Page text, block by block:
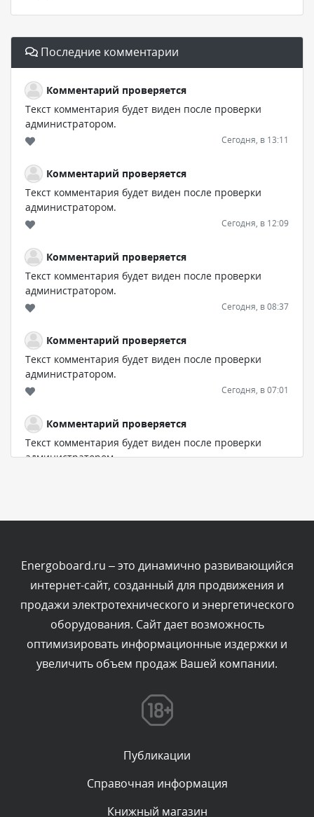
Последние комментарии
Комментарий проверяется
Текст комментария будет виден после проверки
администратором.
Сегодня, в 13:11
Комментарий проверяется
Текст комментария будет виден после проверки
администратором.
Сегодня, в 12:09
Комментарий проверяется
Текст комментария будет виден после проверки
администратором.
Сегодня, в 08:37
Комментарий проверяется
Текст комментария будет виден после проверки
администратором.
Сегодня, в 07:01
Комментарий проверяется
Текст комментария будет виден после проверки
администратором.
Комментарий проверяется
Текст комментария будет виден после проверки
администратором.
Сегодня, в 03:51
Комментарий проверяется
Текст комментария будет виден после проверки
Комментарий проверяется
Текст комментария будет виден после проверки
администратором.
Energoboard.ru – это динамично развивающийся
интернет-сайт, созданный для продвижения и
продажи электротехнического и энергетического
оборудования. Сайт дает возможность
оптимизировать информационные издержки и
увеличить объем продаж Вашей компании.
Публикации
Справочная информация
Книжный магазин